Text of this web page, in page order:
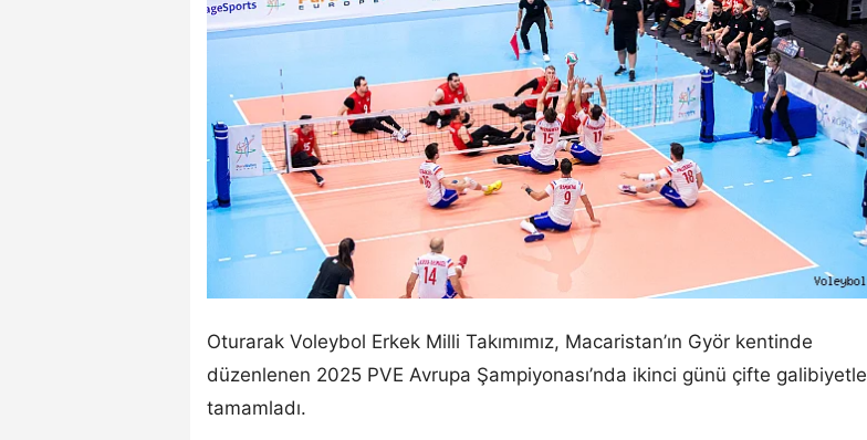
Oturarak Voleybol Erkek Milli Takımımız, Macaristan’ın Györ kentinde
düzenlenen 2025 PVE Avrupa Şampiyonası’nda ikinci günü çifte galibiyetle
tamamladı.